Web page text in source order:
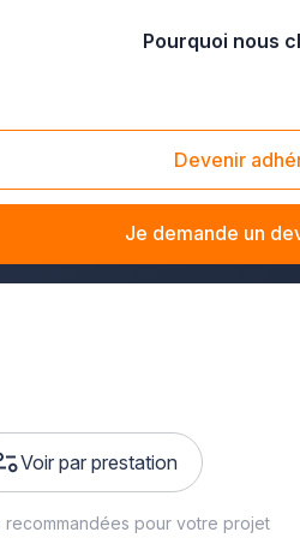
Pourquoi nous
Devenir
Je demande un
cuisinisteexpert ? La cuisine,
d'artisans cuisinistes
Voir par prestation
recommandées pour votre projet